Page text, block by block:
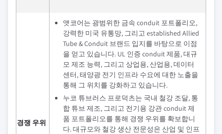
경쟁 우위
앳코어는 광범위한 금속 conduit 포트폴리오,
강력한 미국 유통망, 그리고 established Allied
Tube & Conduit 브랜드 입지를 바탕으로 이점
을 얻고 있습니다. UL 인증 conduit 제품, 대규
모 제조 능력, 그리고 상업용, 산업용, 데이터
센터, 태양광 전기 인프라 수요에 대한 노출을
통해 그 위치를 강화하고 있습니다.
누코 튜브러스 프로덕츠는 국내 철강 조달, 통
합 튜브 제조, 그리고 전기용 강관 conduit 제
품 포트폴리오를 통해 경쟁 우위를 확보합니
다. 대규모와 철강 생산 전문성은 산업 및 인프